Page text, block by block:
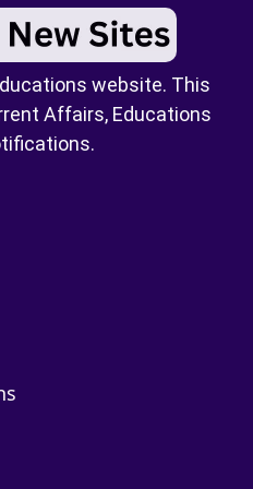
website. This
Affairs, Educations